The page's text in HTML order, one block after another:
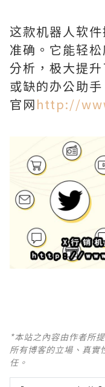
这款机器人软
准确。它能轻
分析，极大提
或缺的办公助
官网http://
*本站之內容由作者所
所有博客的立場、真實
任。